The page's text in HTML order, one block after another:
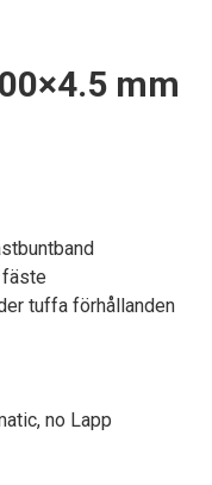
mm
fäste
tuffa förhållanden
no Lapp